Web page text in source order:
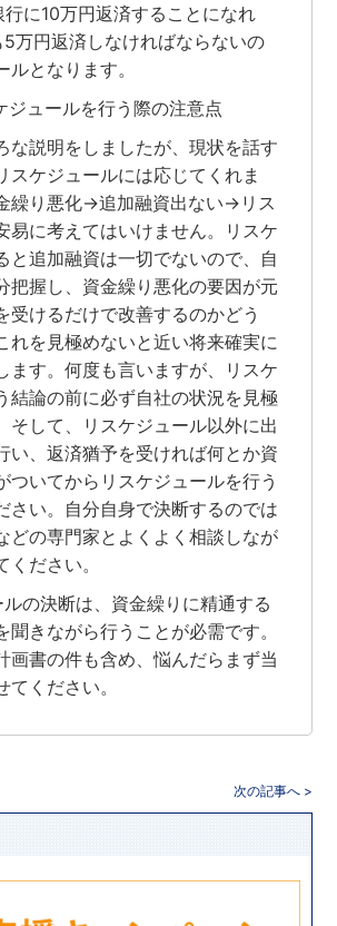
に10万円返済することになれ
万円返済しなければならないの
ルとなります。
ュールを行う際の注意点
な説明をしましたが、現状を話す
スケジュールには応じてくれま
繰り悪化→追加融資出ない→リス
易に考えてはいけません。リスケ
と追加融資は一切でないので、自
把握し、資金繰り悪化の要因が元
受けるだけで改善するのかどう
れを見極めないと近い将来確実に
ます。何度も言いますが、リスケ
結論の前に必ず自社の状況を見極
そして、リスケジュール以外に出
い、返済猶予を受ければ何とか資
ついてからリスケジュールを行う
さい。自分自身で決断するのでは
どの専門家とよくよく相談しなが
ください。
の決断は、資金繰りに精通する
聞きながら行うことが必需です。
画書の件も含め、悩んだらまず当
ください。
次の記事へ >